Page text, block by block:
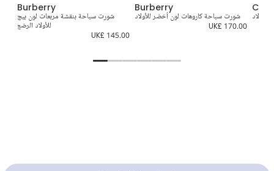
Burberry
شورت سباحة بنقشة مربعات لون بيج
للأولاد الرضع
UK£ 145.00
Burberry
شورت سباحة كاروهات لون أخضر للأولاد
UK£ 170.00